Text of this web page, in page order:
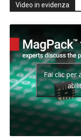
Video in evidenza
Fai clic per